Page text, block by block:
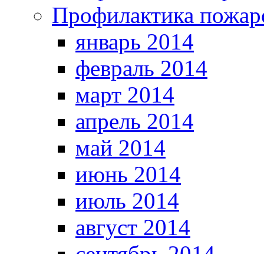
Профилактика
январь 2014
февраль 2014
март 2014
апрель 2014
май 2014
июнь 2014
июль 2014
август 2014